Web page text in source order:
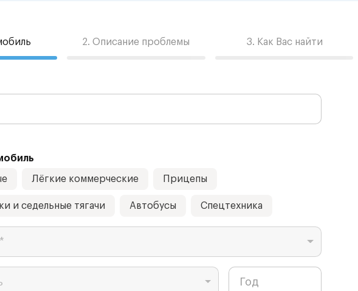
2. Описание проблемы 3. Как Вас найти
Лёгкие коммерческие Прицепы
и седельные тягачи Автобусы Спецтехника